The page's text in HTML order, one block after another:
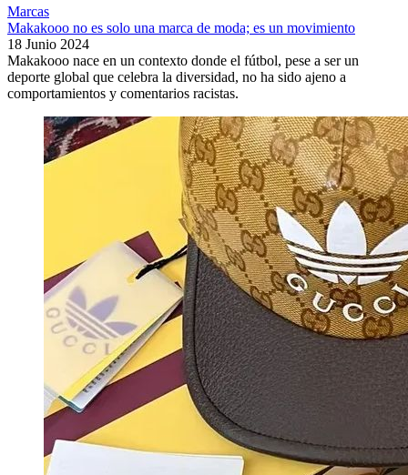
Marcas
Makakooo no es solo una marca de moda; es un movimiento
18 Junio 2024
Makakooo nace en un contexto donde el fútbol, pese a ser un
deporte global que celebra la diversidad, no ha sido ajeno a
comportamientos y comentarios racistas.